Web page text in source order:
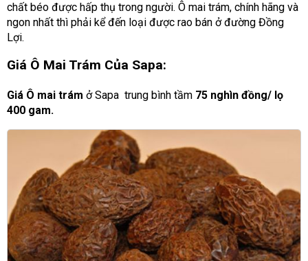
chất béo được hấp thụ trong người. Ô mai trám, chính hãng và
ngon nhất thì phải kể đến loại được rao bán ở đường Đồng
Lợi.
Giá Ô Mai Trám Của Sapa:
Giá Ô mai trám ở Sapa trung bình tầm 75 nghìn đồng/ lọ
400 gam.